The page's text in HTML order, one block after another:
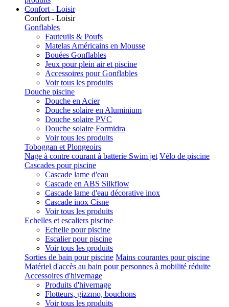
Confort - Loisir
Confort - Loisir
Gonflables
Fauteuils & Poufs
Matelas Américains en Mousse
Bouées Gonflables
Jeux pour plein air et piscine
Accessoires pour Gonflables
Voir tous les produits
Douche piscine
Douche en Acier
Douche solaire en Aluminium
Douche solaire PVC
Douche solaire Formidra
Voir tous les produits
Toboggan et Plongeoirs
Nage à contre courant à batterie Swim jet Vélo de piscine
Cascades pour piscine
Cascade lame d'eau
Cascade en ABS Silkflow
Cascade lame d'eau décorative inox
Cascade inox Cisne
Voir tous les produits
Echelles et escaliers piscine
Echelle pour piscine
Escalier pour piscine
Voir tous les produits
Sorties de bain pour piscine Mains courantes pour piscine
Matériel d'accès au bain pour personnes à mobilité réduite
Accessoires d'hivernage
Produits d'hivernage
Flotteurs, gizzmo, bouchons
Voir tous les produits